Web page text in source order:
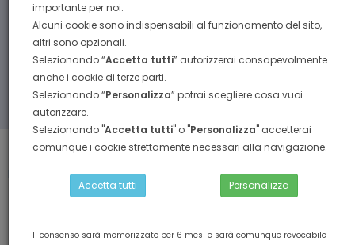
ABILITAZIONE PROFESSIONALE
formazione obbligatoria per agente d'affari in mediazione
Torna indietro
importante per noi.
Alcuni cookie sono indispensabili al funzionamento del sito,
altri sono opzionali.
Selezionando “Accetta tutti” autorizzerai consapevolmente
anche i cookie di terze parti.
Selezionando “Personalizza” potrai scegliere cosa vuoi
autorizzare.
Selezionando "Accetta tutti" o "Personalizza" accetterai
comunque i cookie strettamente necessari alla navigazione.
Accetta tutti Personalizza
Il consenso sarà memorizzato per 6 mesi e sarà comunque revocabile